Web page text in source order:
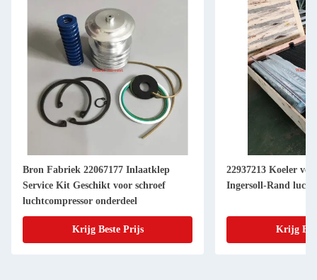
Bron Fabriek 22067177 Inlaatklep
Service Kit Geschikt voor schroef
luchtcompressor onderdeel
Krijg Beste Prijs
22937213 Koeler
Ingersoll-Rand
Krijg